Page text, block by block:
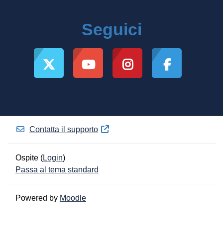
Seguici
Contatta il supporto
Ospite (Login)
Passa al tema standard
Powered by Moodle